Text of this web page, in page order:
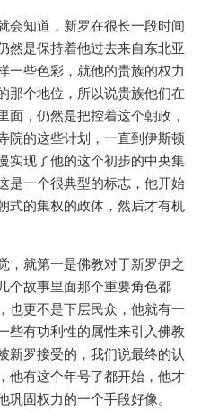
会知道，新罗在很长一段时间
然是保持着他过去来自东北亚
一些色彩，就他的贵族的权力
那个地位，所以说贵族他们在
面，仍然是把控着这个朝政，
院的这些计划，一直到伊斯顿
实现了他的这个初步的中央集
是一个很典型的标志，他开始
式的集权的政体，然后才有机
，就第一是佛教对于新罗伊之
个故事里面那个重要角色都
也更不是下层民众，他就有一
些有功利性的属性来引入佛教
新罗接受的，我们说最终的认
他有这个年号了都开始，他才
固权力的一个手段好像。